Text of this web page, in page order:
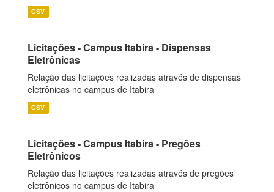
CSV
Licitações - Campus Itabira - Dispensas
Eletrônicas
Relação das licitações realizadas através de dispensas
eletrônicas no campus de Itabira
CSV
Licitações - Campus Itabira - Pregões
Eletrônicos
Relação das licitações realizadas através de pregões
eletrônicos no campus de Itabira